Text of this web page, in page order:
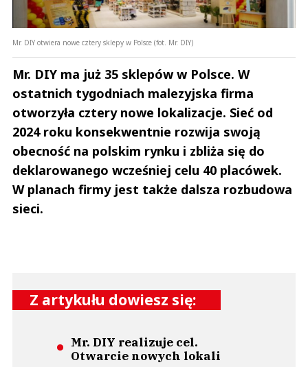
Mr. DIY otwiera nowe cztery sklepy w Polsce (fot. Mr. DIY)
Mr. DIY ma już 35 sklepów w Polsce. W
ostatnich tygodniach malezyjska firma
otworzyła cztery nowe lokalizacje. Sieć od
2024 roku konsekwentnie rozwija swoją
obecność na polskim rynku i zbliża się do
deklarowanego wcześniej celu 40 placówek.
W planach firmy jest także dalsza rozbudowa
sieci.
Z artykułu dowiesz się:
Mr. DIY realizuje cel.
Otwarcie nowych lokali